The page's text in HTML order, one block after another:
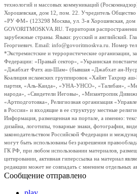
технологий и массовых коммуникаций
Хорошевская, дом 12, пом. 22. Учредитель Общество
«РУ ФМ» (123298 Москва, ул. 3-я Хорошевская, дом
GOVORITMOSKVA.RU. Территория
зарубежные страны. Языки: русский и английский.
Георгиевич. Email: info@govoritmoskva.ru. Номер
*Экстремистские и террористические организации,
Федерации: «Правый сектор», «Украинская
«Джабхат Фатх аш-Шам» (бывшая «Джабхат ан-
Коалиция исламских группировок «Хайят Тахрир
партия, «Аль-Каида», «УНА-УНСО», «Талибан»,
народа», «Свидетели Иеговы», «Мизантропик
«Артподготовка», Религиозная организация
в России» и входящие в ее структуру местные
Информация, размещенная на портале, а именно:
дизайна, логотипы, товарные знаки, фотографии,
законодательством Российской Федерации и
могут быть использованы без разрешения
ГК РФ, при любом использовании материалов,
цитировании, активная гиперссылка на материал
редакции может не совпадать с мнением отдельных
Сообщение отправлено